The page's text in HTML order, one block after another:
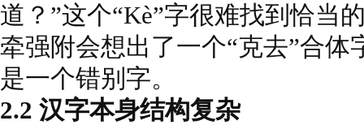
道？”这个“Kè”字很难找到恰当
牵强附会想出了一个“克去”合体
是一个错别字。
2.2 汉字本身结构复杂